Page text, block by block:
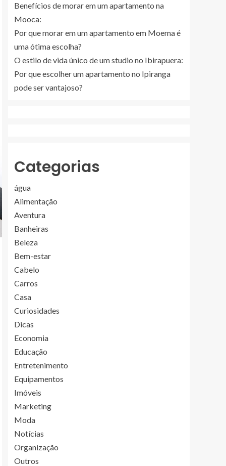
Benefícios de morar em um apartamento na
Mooca:
Por que morar em um apartamento em Moema é
uma ótima escolha?
O estilo de vida único de um studio no Ibirapuera:
Por que escolher um apartamento no Ipiranga
pode ser vantajoso?
Categorias
água
Alimentação
Aventura
Banheiras
Beleza
Bem-estar
Cabelo
Carros
Casa
Curiosidades
Dicas
Economia
Educação
Entretenimento
Equipamentos
Imóveis
Marketing
Moda
Notícias
Organização
Outros